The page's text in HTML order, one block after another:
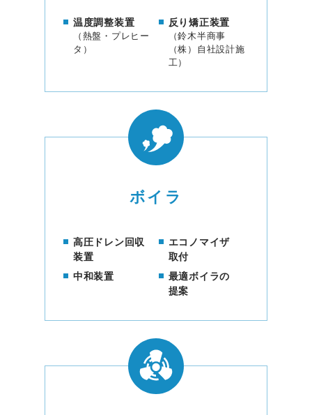
温度調整装置
（熱盤・プレヒー
タ）
反り矯正装置
（鈴木半商事
（株）自社設計施
工）
ボイラ
高圧ドレン回収
装置
中和装置
エコノマイザ
取付
最適ボイラの
提案